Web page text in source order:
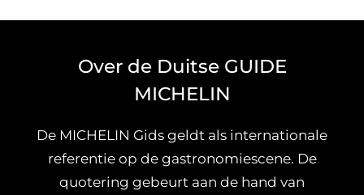
Over de Duitse GUIDE
MICHELIN
De MICHELIN Gids geldt als internationale
referentie op de gastronomiescene. De
quotering gebeurt aan de hand van